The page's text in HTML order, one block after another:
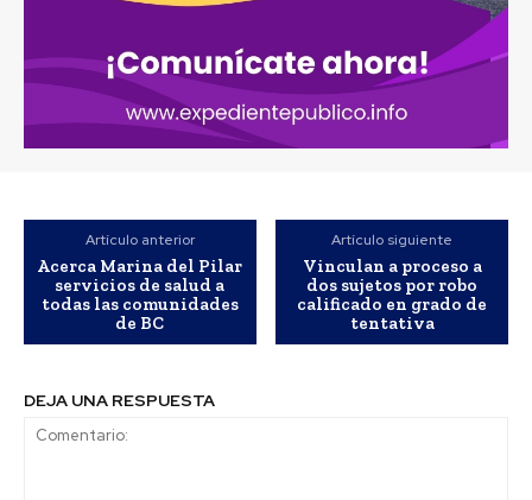
Artículo anterior
Acerca Marina del Pilar
servicios de salud a
todas las comunidades
de BC
Artículo siguiente
Vinculan a proceso a
dos sujetos por robo
calificado en grado de
tentativa
DEJA UNA RESPUESTA